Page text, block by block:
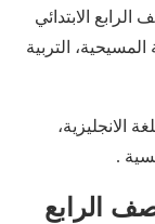
الابتدائي
المسيحية، التربية
الانجليزية،
.
الرابع